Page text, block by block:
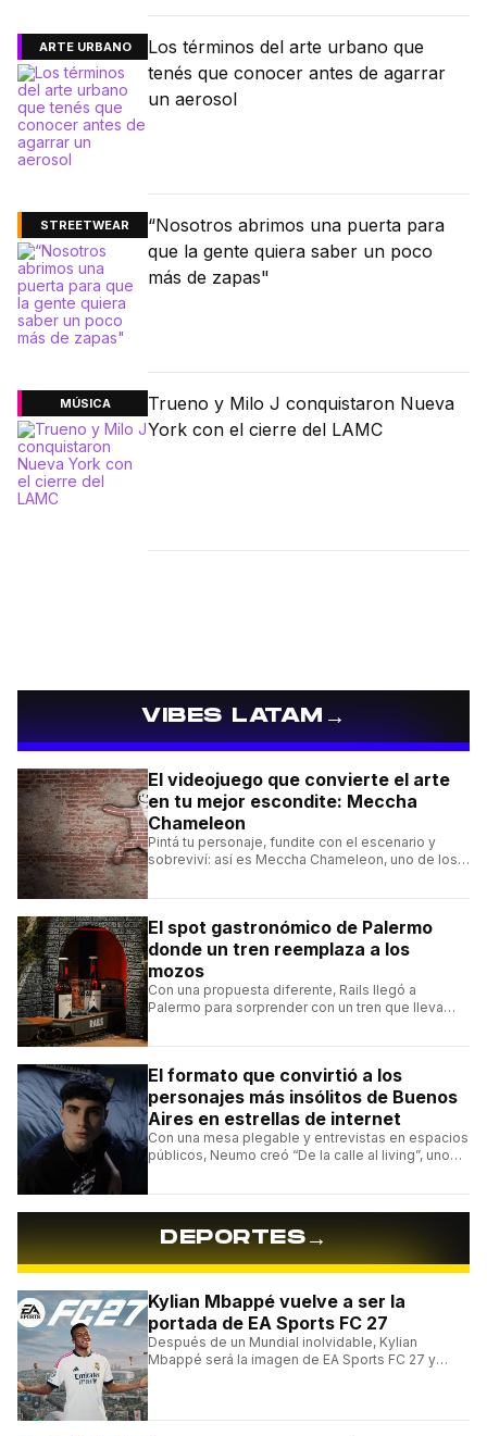
ARTE URBANO
Los términos del arte urbano que
tenés que conocer antes de agarrar
un aerosol
STREETWEAR
“Nosotros abrimos una puerta para
que la gente quiera saber un poco
más de zapas"
MÚSICA
Trueno y Milo J conquistaron Nueva
York con el cierre del LAMC
VIBES LATAM→
El videojuego que convierte el arte
en tu mejor escondite: Meccha
Chameleon
Pintá tu personaje, fundite con el escenario y
sobreviví: así es Meccha Chameleon, uno de los
El spot gastronómico de Palermo
donde un tren reemplaza a los
mozos
Con una propuesta diferente, Rails llegó a
Palermo para sorprender con un tren que lleva
El formato que convirtió a los
personajes más insólitos de Buenos
Aires en estrellas de internet
Con una mesa plegable y entrevistas en espacios
públicos, Neumo creó “De la calle al living”, uno
DEPORTES→
Kylian Mbappé vuelve a ser la
portada de EA Sports FC 27
Después de un Mundial inolvidable, Kylian
Mbappé será la imagen de EA Sports FC 27 y